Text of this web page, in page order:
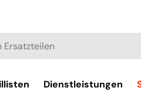
Dienstleistungen